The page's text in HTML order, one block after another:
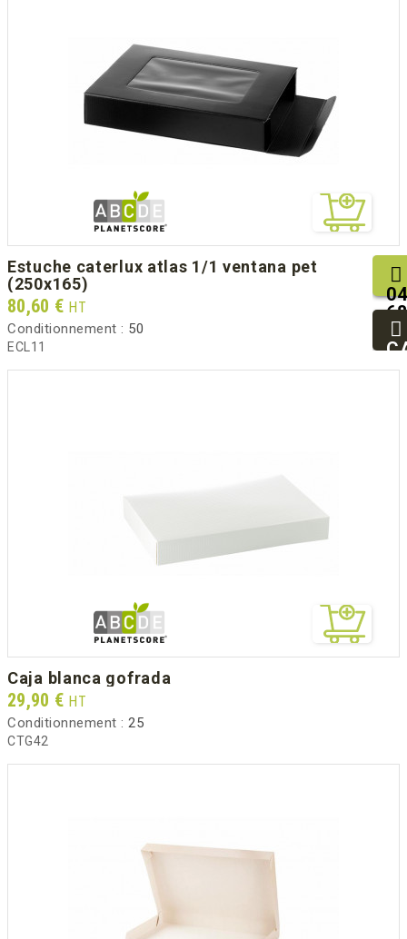
estuche caterlux atlas 1/1 ventana pet
(250x165)
Prix
80,60 € HT
Conditionnement : 50
ECL11
caja blanca gofrada
Prix
29,90 € HT
Conditionnement : 25
CTG42
04
68
25
93
94